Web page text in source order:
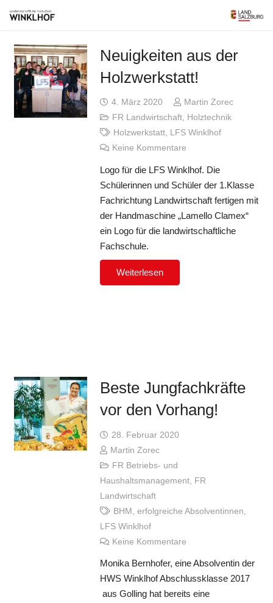
Neuigkeiten aus der
Holzwerkstatt!
4. März 2020
Martin Zorec
FR Landwirtschaft, Holztechnik
Holzwerkstatt, LFS Winklhof
Keine Kommentare
Logo für die LFS Winklhof. Die
Schülerinnen und Schüler der 1.Klasse
Fachrichtung Landwirtschaft fertigen mit
der Handmaschine „Lamello Clamex“
ein Logo für die landwirtschaftliche
Fachschule.
Weiterlesen
Beste Jungfachkräfte
vor den Vorhang!
28. Februar 2020
Martin Zorec
FR Betriebs- und
Haushaltsmanagement, FR
Landwirtschaft
BHM erfolgreiche Absolventinnen
LFS Winklhof
Keine Kommentare
Monika Bernhofer, eine Absolventin der
HWS Winklhof Abschlussklasse 2017
aus Golling hat bereits eine